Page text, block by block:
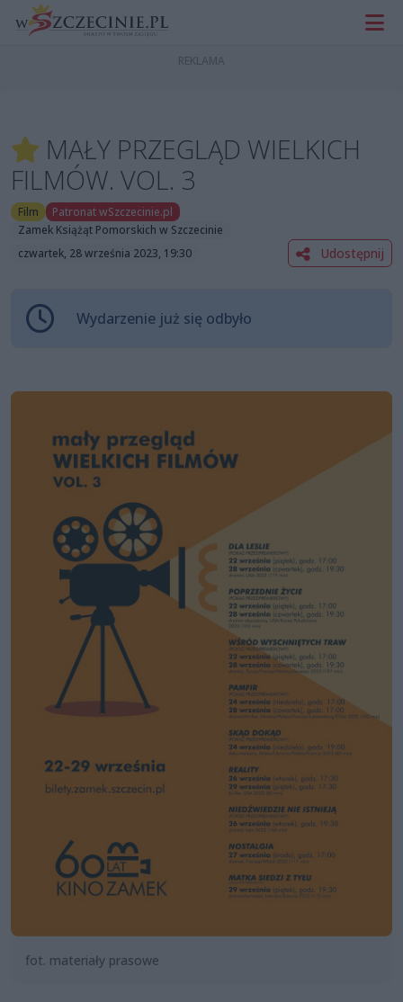
MAŁY PRZEGLĄD WIELKICH
FILMÓW. VOL. 3
Film
Patronat wSzczecinie.pl
Zamek Książąt Pomorskich w Szczecinie
czwartek, 28 września 2023, 19:30
Udostępnij
Wydarzenie już się odbyło
fot. materiały prasowe